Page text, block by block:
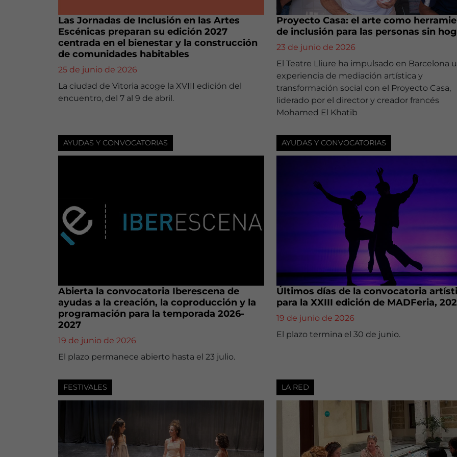
Las Jornadas de Inclusión en las Artes
Escénicas preparan su edición 2027
centrada en el bienestar y la construcción
de comunidades habitables
25 de junio de 2026
La ciudad de Vitoria acoge la XVIII edición del
encuentro, del 7 al 9 de abril.
Proyecto Casa: el arte como
de inclusión para las personas sin
23 de junio de 2026
El Teatre Lliure ha impulsado en Barcelona
experiencia de mediación artística y
transformación social con el Proyecto Casa,
liderado por el director y creador francés
Mohamed El Khatib
AYUDAS Y CONVOCATORIAS
Abierta la convocatoria Iberescena de
ayudas a la creación, la coproducción y la
programación para la temporada 2026-
2027
19 de junio de 2026
El plazo permanece abierto hasta el 23 julio.
AYUDAS Y CONVOCATORIAS
Últimos días de la convocatoria
para la XXIII edición de MADFeria,
19 de junio de 2026
El plazo termina el 30 de junio.
FESTIVALES LA RED